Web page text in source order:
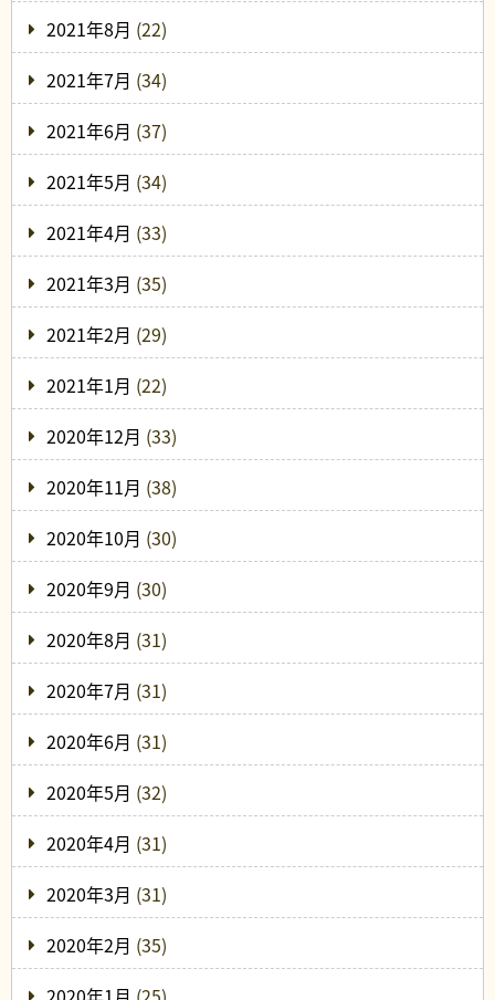
2021年8月 (22)
2021年7月 (34)
2021年6月 (37)
2021年5月 (34)
2021年4月 (33)
2021年3月 (35)
2021年2月 (29)
2021年1月 (22)
2020年12月 (33)
2020年11月 (38)
2020年10月 (30)
2020年9月 (30)
2020年8月 (31)
2020年7月 (31)
2020年6月 (31)
2020年5月 (32)
2020年4月 (31)
2020年3月 (31)
2020年2月 (35)